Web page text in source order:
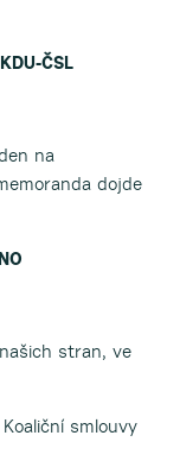
ČSL
na
dojde
stran, ve
smlouvy